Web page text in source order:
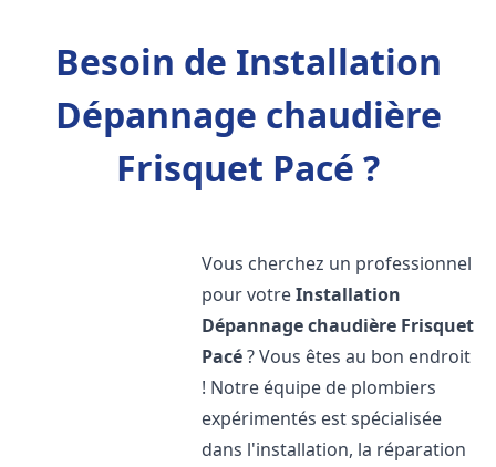
Besoin de Installation
Dépannage chaudière
Frisquet Pacé ?
Vous cherchez un professionnel
pour votreInstallation
Dépannage chaudière Frisquet
Pacé? Vous êtes au bon endroit
! Notre équipe de plombiers
expérimentés est spécialisée
dans l'installation, la réparation